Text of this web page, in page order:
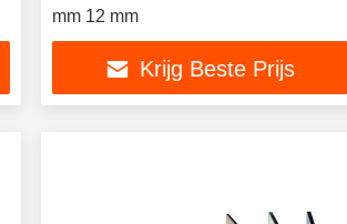
mm 12 mm
Krijg Beste Prijs